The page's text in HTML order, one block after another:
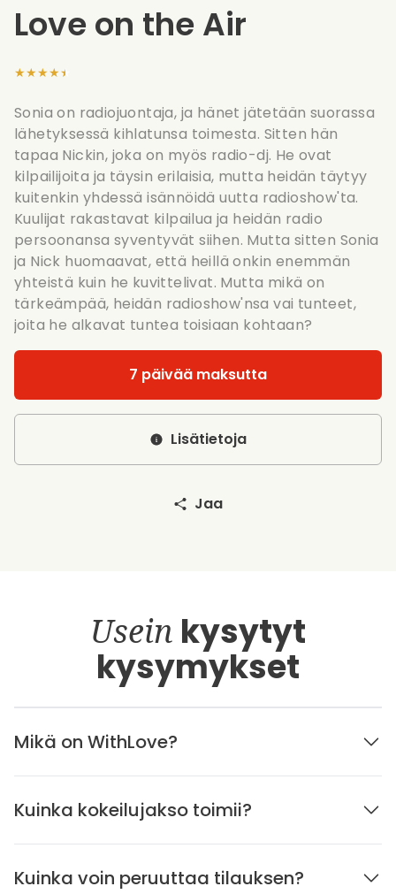
Love on the Air
★★★★★
Sonia on radiojuontaja, ja hänet jätetään suorassa
lähetyksessä kihlatunsa toimesta. Sitten hän
tapaa Nickin, joka on myös radio-dj. He ovat
kilpailijoita ja täysin erilaisia, mutta heidän täytyy
kuitenkin yhdessä isännöidä uutta radioshow'ta.
Kuulijat rakastavat kilpailua ja heidän radio
persoonansa syventyvät siihen. Mutta sitten Sonia
ja Nick huomaavat, että heillä onkin enemmän
yhteistä kuin he kuvittelivat. Mutta mikä on
tärkeämpää, heidän radioshow'nsa vai tunteet,
joita he alkavat tuntea toisiaan kohtaan?
7 päivää maksutta
Lisätietoja
Jaa
Usein kysytyt
kysymykset
Mikä on WithLove?
Kuinka kokeilujakso toimii?
Kuinka voin peruuttaa tilauksen?